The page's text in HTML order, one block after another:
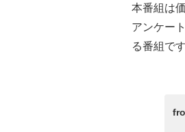
本番組は
アンケー
る番組です